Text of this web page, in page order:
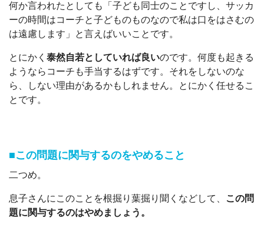
何か言われたとしても「子ども同士のことですし、サッカ
ーの時間はコーチと子どものものなので私は口をはさむの
は遠慮します」と言えばいいことです。
とにかく 泰然自若としていれば良いのです。何度も起きる
ようならコーチも手当するはずです。それをしないのな
ら、しない理由があるかもしれません。とにかく任せるこ
とです。
■この問題に関与するのをやめること
二つめ。
息子さんにこのことを根掘り葉掘り聞くなどして、
この問
題に関与するのはやめましょう。